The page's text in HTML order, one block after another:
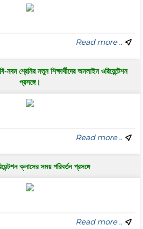
Read more ..
নবম শ্রেনির নতুন শিক্ষার্থীদের অনলাইন ওরিয়েন্টেশন
প্রসঙ্গে।
Read more ..
ক্লাসের সময় পরিবর্তন প্রসঙ্গে
Read more ..